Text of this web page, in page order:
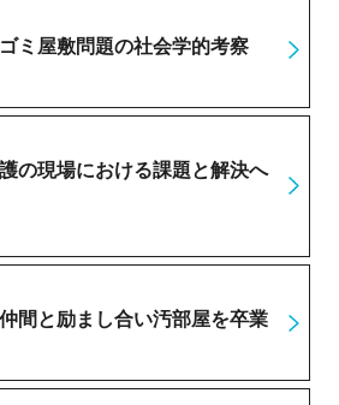
ミ屋敷問題の社会学的考察
の現場における課題と解決へ
間と励まし合い汚部屋を卒業